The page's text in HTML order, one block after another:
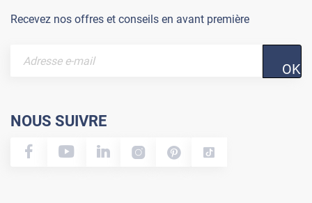
Recevez nos offres et conseils en avant première
OK
NOUS SUIVRE